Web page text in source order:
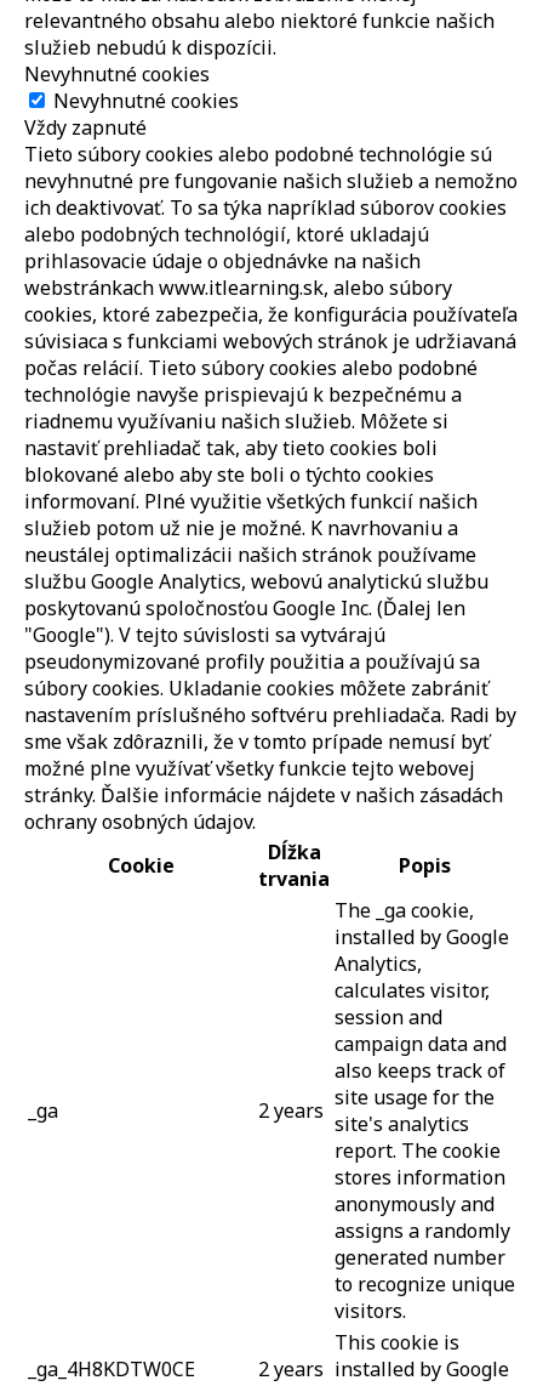
relevantného obsahu alebo niektoré funkcie našich
služieb nebudú k dispozícii.
Nevyhnutné cookies
Nevyhnutné cookies
Vždy zapnuté
Tieto súbory cookies alebo podobné technológie sú
nevyhnutné pre fungovanie našich služieb a nemožno
ich deaktivovať. To sa týka napríklad súborov cookies
alebo podobných technológií, ktoré ukladajú
prihlasovacie údaje o objednávke na našich
webstránkach www.itlearning.sk, alebo súbory
cookies, ktoré zabezpečia, že konfigurácia používateľa
súvisiaca s funkciami webových stránok je udržiavaná
počas relácií. Tieto súbory cookies alebo podobné
technológie navyše prispievajú k bezpečnému a
riadnemu využívaniu našich služieb. Môžete si
nastaviť prehliadač tak, aby tieto cookies boli
blokované alebo aby ste boli o týchto cookies
informovaní. Plné využitie všetkých funkcií našich
služieb potom už nie je možné. K navrhovaniu a
neustálej optimalizácii našich stránok používame
službu Google Analytics, webovú analytickú službu
poskytovanú spoločnosťou Google Inc. (Ďalej len
"Google"). V tejto súvislosti sa vytvárajú
pseudonymizované profily použitia a používajú sa
súbory cookies. Ukladanie cookies môžete zabrániť
nastavením príslušného softvéru prehliadača. Radi by
sme však zdôraznili, že v tomto prípade nemusí byť
možné plne využívať všetky funkcie tejto webovej
stránky. Ďalšie informácie nájdete v našich zásadách
ochrany osobných údajov.
Cookie
Dĺžka
trvania
Popis
_ga 2 years
The _ga cookie,
installed by Google
Analytics,
calculates visitor,
session and
campaign data and
also keeps track of
site usage for the
site's analytics
report. The cookie
stores information
anonymously and
assigns a randomly
generated number
to recognize unique
visitors.
_ga_4H8KDTW0CE 2 years
This cookie is
installed by Google